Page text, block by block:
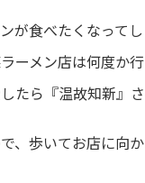
が食べたくなってし
ーメン店は何度か
たら『温故知新』
、歩いてお店に向か